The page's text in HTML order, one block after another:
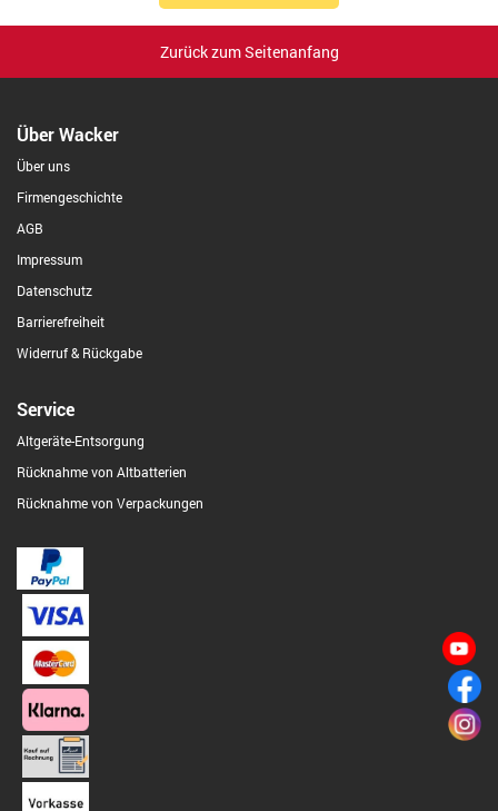
Zurück zum Seitenanfang
Über Wacker
Über uns
Firmengeschichte
AGB
Impressum
Datenschutz
Barrierefreiheit
Widerruf & Rückgabe
Service
Altgeräte-Entsorgung
Rücknahme von Altbatterien
Rücknahme von Verpackungen